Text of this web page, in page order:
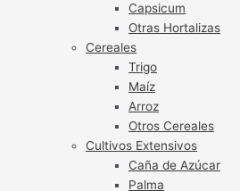
Capsicum
Otras Hortalizas
Cereales
Trigo
Maíz
Arroz
Otros Cereales
Cultivos Extensivos
Caña de Azúcar
Palma